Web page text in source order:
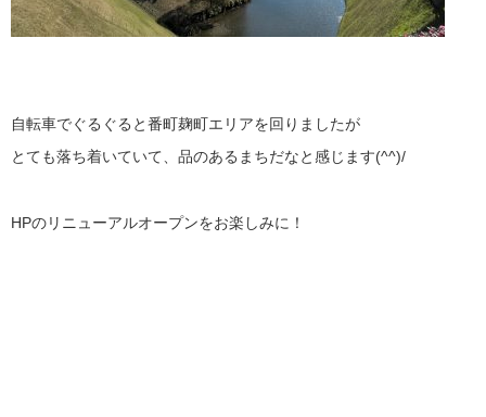
自転車でぐるぐると番町麹町エリアを回りましたが
とても落ち着いていて、品のあるまちだなと感じます(^^)/
HPのリニューアルオープンをお楽しみに！